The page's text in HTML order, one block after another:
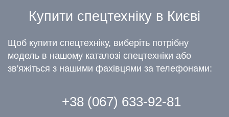
Купити спецтехніку в Києві
Щоб купити спецтехніку, виберіть потрібну
модель в нашому каталозі спецтехніки або
зв'яжіться з нашими фахівцями за телефонами:
+38 (067) 633-92-81